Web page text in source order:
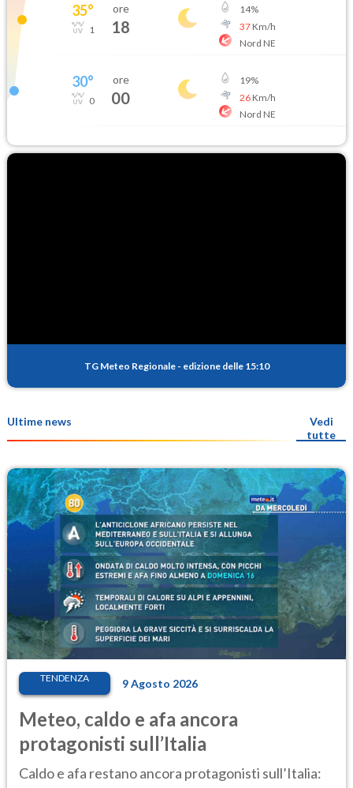
35°
1
ore
18
14%
37Km/h
Nord NE
30°
0
ore
00
19%
26Km/h
Nord NE
TG Meteo Regionale - edizione delle 15:10
Ultime news
Vedi
tutte
TENDENZA 9 Agosto 2026
Meteo, caldo e afa ancora
protagonisti sull’Italia
Caldo e afa restano ancora protagonisti sull’Italia: